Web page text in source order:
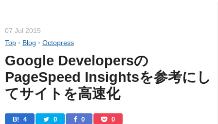
07 Jul 2015
Top › Blog › Octopress
Google Developersの
PageSpeed Insightsを参考にし
てサイトを高速化
B! 4 0 0 0